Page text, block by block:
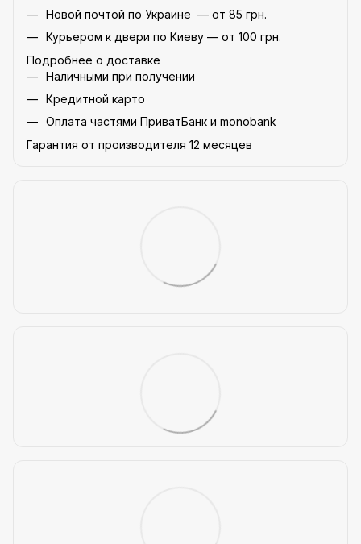
Новой почтой по Украине — от 85 грн.
Курьером к двери по Киеву — от 100 грн.
Подробнее о доставке
Наличными при получении
Кредитной карто
Оплата частями ПриватБанк и monobank
Гарантия от производителя 12 месяцев